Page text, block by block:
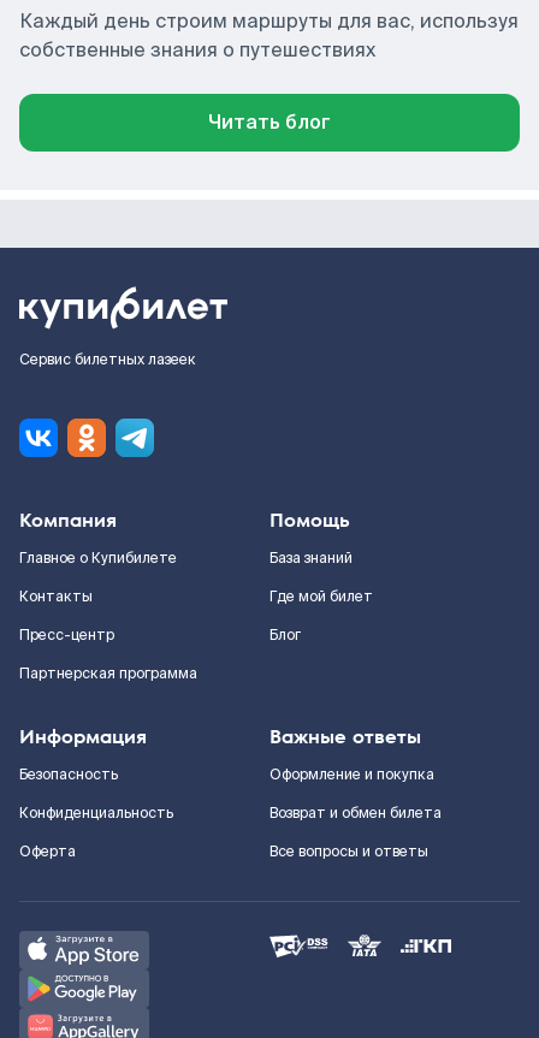
Каждый день строим маршруты для вас, используя
собственные знания о путешествиях
Читать блог
Сервис билетных лазеек
Компания
Главное о Купибилете
Контакты
Пресс-центр
Партнерская программа
Помощь
База знаний
Где мой билет
Блог
Информация
Безопасность
Конфиденциальность
Оферта
Важные ответы
Оформление и покупка
Возврат и обмен билета
Все вопросы и ответы